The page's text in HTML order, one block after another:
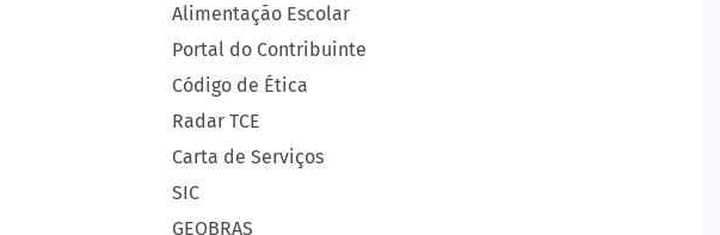
Alimentação Escolar
Portal do Contribuinte
Código de Ética
Radar TCE
Carta de Serviços
SIC
GEOBRAS